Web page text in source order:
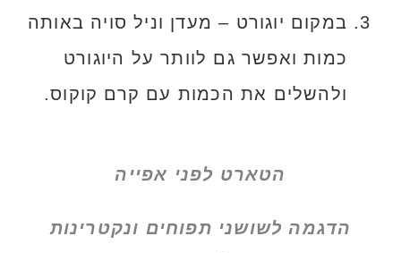
במקום יוגורט – מעדן וניל סויה באותה
כמות ואפשר גם לוותר על היוגורט
ולהשלים את הכמות עם קרם קוקוס.
הטארט לפני אפייה
הדגמה לשושני תפוחים ונקטרינות